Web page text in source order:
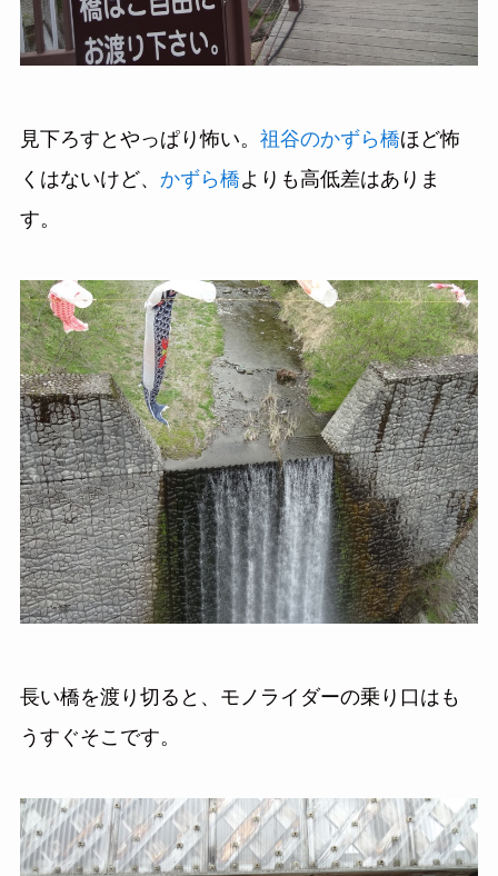
見下ろすとやっぱり怖い。 祖谷のかずら橋ほど怖
くはないけど、 かずら橋よりも高低差はありま
す。
長い橋を渡り切ると、モノライダーの乗り口はも
うすぐそこです。